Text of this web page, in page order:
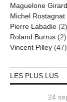
Maguelone
Michel Rostagnat
Pierre Labadie (2)
Roland Burrus (2)
Vincent Pilley (47)
LES PLUS LUS
24